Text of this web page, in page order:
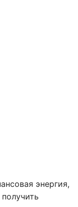
энергия,